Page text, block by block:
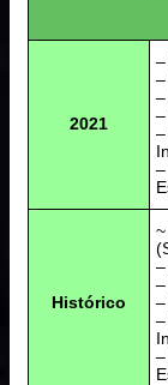
2021
Histórico